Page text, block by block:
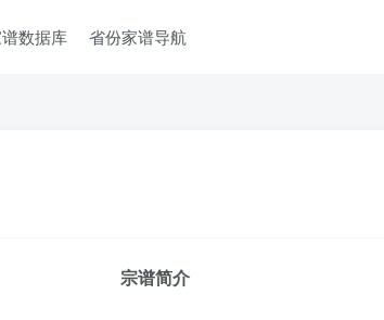
数据库 省份家谱导航
宗谱简介